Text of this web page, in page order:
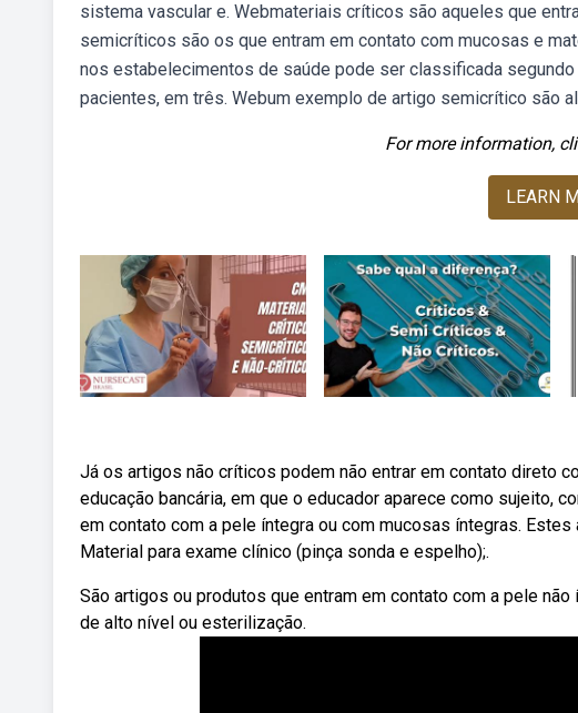
sistema vascular e. Webmateriais críticos são aqueles que
semicríticos são os que entram em contato com mucosas e
nos estabelecimentos de saúde pode ser classificada
pacientes, em três. Webum exemplo de artigo semicrítico são
For more information,
LEARN
Já os artigos não críticos podem não entrar em contato direto
educação bancária, em que o educador aparece como sujeito,
em contato com a pele íntegra ou com mucosas íntegras.
Material para exame clínico (pinça sonda e espelho);.
São artigos ou produtos que entram em contato com a pele
de alto nível ou esterilização.